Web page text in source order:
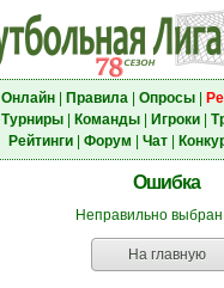
Онлайн| Правила| Опросы|
Турниры| Команды| Игроки|
Рейтинги| Форум Чат|
Ошибка
Неправильно
На главную